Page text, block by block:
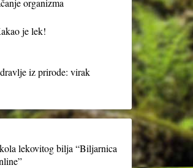
organizma
je lek!
iz prirode: virak
lekovitog bilja “Biljarnica